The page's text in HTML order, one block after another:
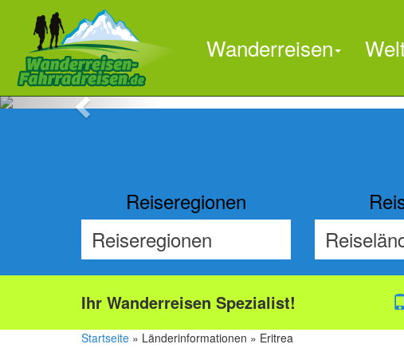
Previous
Wanderreisen
Reiseregionen
Ihr Wanderreisen Spezialist!
Startseite » Länderinformationen » Eritrea